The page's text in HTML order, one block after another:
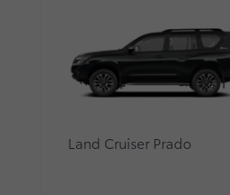
Land Cruiser Prado
Вы хотите
Вы хотите